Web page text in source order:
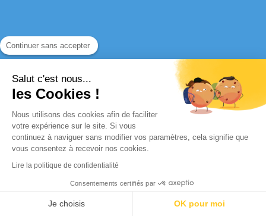
Continuer sans accepter
Salut c'est nous...
les Cookies !
Nous utilisons des cookies afin de faciliter
votre expérience sur le site. Si vous
continuez à naviguer sans modifier vos paramètres, cela signifie que
vous consentez à recevoir nos cookies.
Lire la politique de confidentialité
Consentements certifiés par
Je choisis OK pour moi
PAS ENCORE DE COMPTE ?
INSCRIVEZ-VOUS